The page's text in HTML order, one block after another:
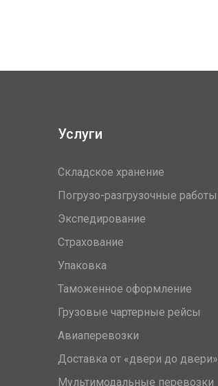
Услуги
Складское хранение
Погрузо-разгрузочные работы
Экспедирование
Страхование
Упаковка
Таможенное оформление
Грузовые чартерные рейсы
Авиаперевозки
Доставка от «двери до двери»
Мультимодальные перевозки